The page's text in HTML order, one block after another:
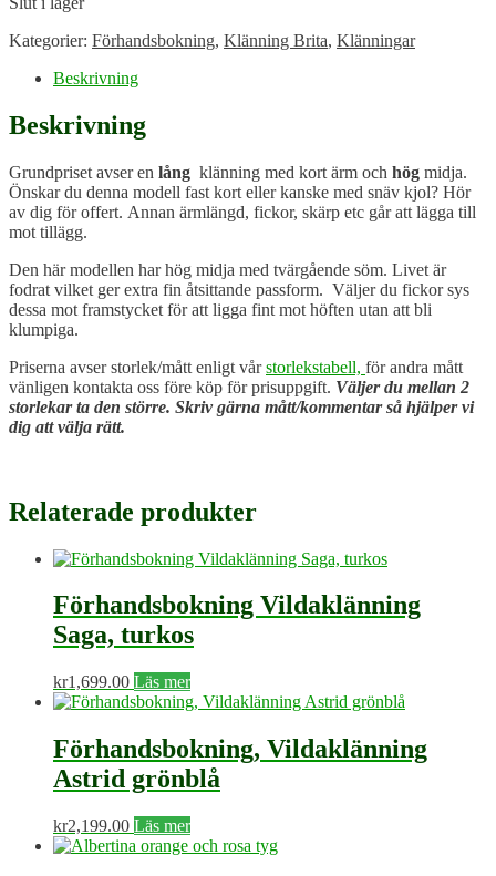
Kategorier: Förhandsbokning, Klänning Brita, Klänningar
Beskrivning
Beskrivning
Grundpriset avser en lång klänning med kort ärm och hög midja.
Önskar du denna modell fast kort eller kanske med snäv kjol? Hör
av dig för offert. Annan ärmlängd, fickor, skärp etc går att lägga till
mot tillägg.
Den här modellen har hög midja med tvärgående söm. Livet är
fodrat vilket ger extra fin åtsittande passform. Väljer du fickor sys
dessa mot framstycket för att ligga fint mot höften utan att bli
klumpiga.
Priserna avser storlek/mått enligt vårstorlekstabell, för andra mått
vänligen kontakta oss före köp för prisuppgift. Väljer du mellan 2
storlekar ta den större. Skriv gärna mått/kommentar så hjälper vi
dig att välja rätt.
Relaterade produkter
Förhandsbokning Vildaklänning
Saga, turkos
kr1,699.00 Läs mer
Förhandsbokning, Vildaklänning
Astrid grönblå
kr2,199.00 Läs mer